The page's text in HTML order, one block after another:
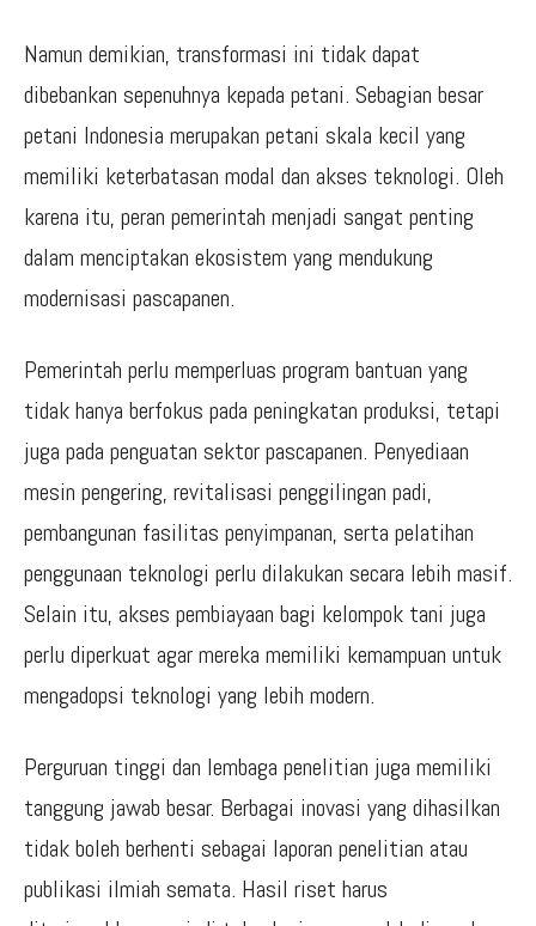
Namun demikian, transformasi ini tidak dapat
dibebankan sepenuhnya kepada petani. Sebagian besar
petani Indonesia merupakan petani skala kecil yang
memiliki keterbatasan modal dan akses teknologi. Oleh
karena itu, peran pemerintah menjadi sangat penting
dalam menciptakan ekosistem yang mendukung
modernisasi pascapanen.
Pemerintah perlu memperluas program bantuan yang
tidak hanya berfokus pada peningkatan produksi, tetapi
juga pada penguatan sektor pascapanen. Penyediaan
mesin pengering, revitalisasi penggilingan padi,
pembangunan fasilitas penyimpanan, serta pelatihan
penggunaan teknologi perlu dilakukan secara lebih masif.
Selain itu, akses pembiayaan bagi kelompok tani juga
perlu diperkuat agar mereka memiliki kemampuan untuk
mengadopsi teknologi yang lebih modern.
Perguruan tinggi dan lembaga penelitian juga memiliki
tanggung jawab besar. Berbagai inovasi yang dihasilkan
tidak boleh berhenti sebagai laporan penelitian atau
publikasi ilmiah semata. Hasil riset harus